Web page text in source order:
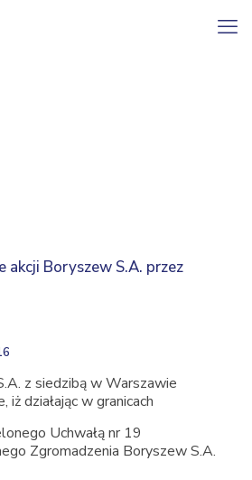
akcji Boryszew S.A. przez
z siedzibą w Warszawie
iż działając w granicach
Uchwałą nr 19
Zgromadzenia Boryszew S.A.